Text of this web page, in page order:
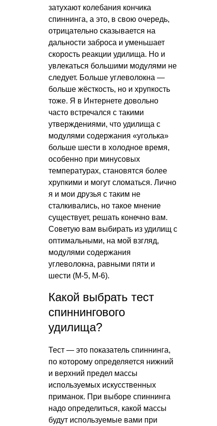
затухают колебания кончика
спиннинга, а это, в свою очередь,
отрицательно сказывается на
дальности заброса и уменьшает
скорость реакции удилища. Но и
увлекаться большими модулями не
следует. Больше углеволокна —
больше жёсткость, но и хрупкость
тоже. Я в Интернете довольно
часто встречался с такими
утверждениями, что удилища с
модулями содержания «уголька»
больше шести в холодное время,
особенно при минусовых
температурах, становятся более
хрупкими и могут сломаться. Лично
я и мои друзья с таким не
сталкивались, но такое мнение
существует, решать конечно вам.
Советую вам выбирать из удилищ с
оптимальными, на мой взгляд,
модулями содержания
углеволокна, равными пяти и
шести (М-5, М-6).
Какой выбрать тест
спиннингового
удилища?
Тест — это показатель спиннинга,
по которому определяется нижний
и верхний предел массы
используемых искусственных
приманок. При выборе спиннинга
надо определиться, какой массы
будут используемые вами при